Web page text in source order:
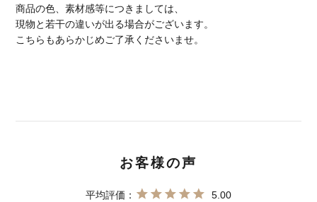
商品の色、素材感等につきましては、
現物と若干の違いが出る場合がございます。
こちらもあらかじめご了承くださいませ。
5.00